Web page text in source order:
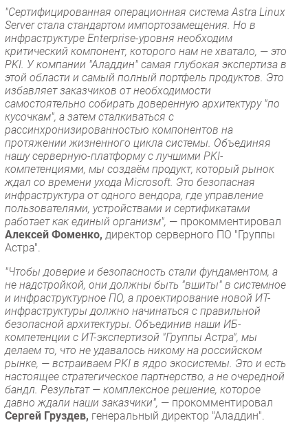
"Сертифицированная операционная система Astra Linux
Server стала стандартом импортозамещения. Но в
инфраструктуре Enterprise-уровня необходим
критический компонент, которого нам не хватало, — это
PKI. У компании "Аладдин" самая глубокая экспертиза в
этой области и самый полный портфель продуктов. Это
избавляет заказчиков от необходимости
самостоятельно собирать доверенную архитектуру "по
кусочкам", а затем сталкиваться с
рассинхронизированностью компонентов на
протяжении жизненного цикла системы. Объединяя
нашу серверную-платформу с лучшими PKI-
компетенциями, мы создаём продукт, который рынок
ждал со времени ухода Microsoft. Это безопасная
инфраструктура от одного вендора, где управление
пользователями, устройствами и сертификатами
работает как единый организм", — прокомментировал
Алексей Фоменко, директор серверного ПО "Группы
Астра".
"Чтобы доверие и безопасность стали фундаментом, а
не надстройкой, они должны быть "вшиты" в системное
и инфраструктурное ПО, а проектирование новой ИТ-
инфраструктуры должно начинаться с правильной
безопасной архитектуры. Объединив наши ИБ-
компетенции с ИТ-экспертизой "Группы Астра", мы
делаем то, что не удавалось никому на российском
рынке, — встраиваем PKI в ядро экосистемы. Это и есть
настоящее стратегическое партнерство, а не очередной
бандл. Результат — комплексное решение, которое
давно ждали наши заказчики", — прокомментировал
Сергей Груздев, генеральный директор "Аладдин".